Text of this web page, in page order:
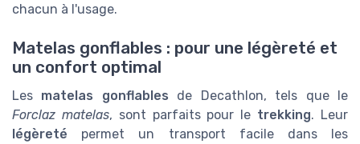
chacun à l'usage.
Matelas gonflables : pour une légèreté et
un confort optimal
Les matelas gonflables de Decathlon, tels que le
Forclaz matelas, sont parfaits pour le trekking. Leur
légèreté permet un transport facile dans les